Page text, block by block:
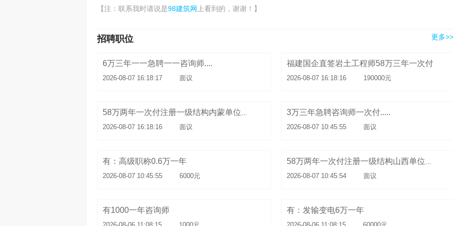
【注：联系我时请说是98建筑网上看到的，谢谢！】
招聘职位 更多>>
6万三年一一急聘一一咨询师....
2026-08-07 16:18:17 面议
福建国企直签岩土工程师58万三年一次付
2026-08-07 16:18:16 190000元
58万两年一次付注册一级结构内蒙单位直签
2026-08-07 16:18:16 面议
3万三年急聘咨询师一次付.....
2026-08-07 10:45:55 面议
有：高级职称0.6万一年
2026-08-07 10:45:55 6000元
58万两年一次付注册一级结构山西单位直签
2026-08-07 10:45:54 面议
有1000一年咨询师 有：发输变电6万一年